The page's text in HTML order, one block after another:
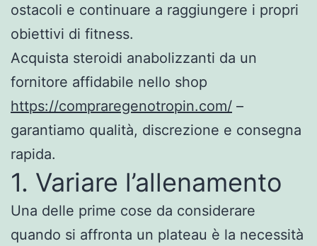
ostacoli e continuare a raggiungere i propri
obiettivi di fitness.
Acquista steroidi anabolizzanti da un
fornitore affidabile nello shop
https://compraregenotropin.com/ –
garantiamo qualità, discrezione e consegna
rapida.
1. Variare l’allenamento
Una delle prime cose da considerare
quando si affronta un plateau è la necessità